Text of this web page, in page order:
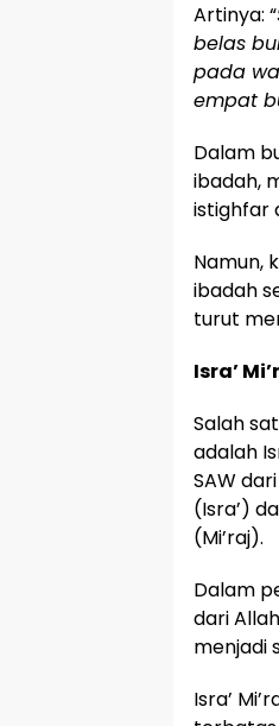
Artinya: “
belas
pada
empat
Dalam
ibadah,
istighfar
Namun,
ibadah
turut
Isra’
Salah
adalah
SAW
(Isra’)
(Mi’raj).
Dalam
dari
menjadi
Isra’